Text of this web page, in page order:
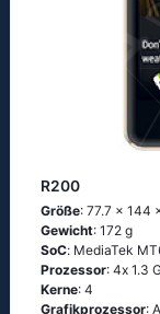
R200
Größe: 77.7 x 144
Gewicht: 172 g
SoC: МеdiаТеk
Prozessor: 4х 1.3
Kerne: 4
Grafikprozessor: